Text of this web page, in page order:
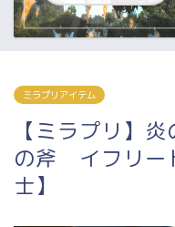
ミラプリアイテム
【ミラプリ】
の斧 イフリー
士】